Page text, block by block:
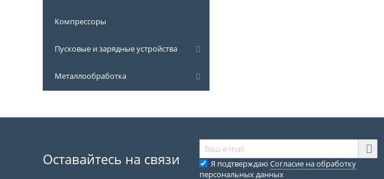
Компрессоры
Пусковые и зарядные устройства
Металлообработка
Оставайтесь на связи Я подтверждаю Согласие на обработку
персональных данных